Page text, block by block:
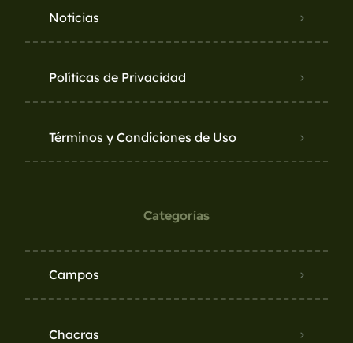
Noticias
Políticas de Privacidad
Términos y Condiciones de Uso
Categorías
Campos
Chacras